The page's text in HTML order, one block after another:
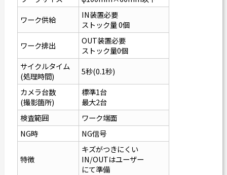
ワーク供給
IN装置必要
ストック量 0個
ワーク排出
OUT装置必要
ストック量0個
サイクルタイム
(処理時間)
5秒(0.1秒)
カメラ台数
(撮影箇所)
標準1台
最大2台
検査範囲
ワーク端面
NG時
NG信号
特徴
キズがつきにくい
IN/OUTはユーザー
にて準備